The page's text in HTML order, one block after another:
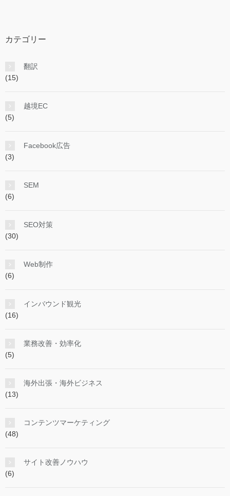
カテゴリー
翻訳
(15)
越境EC
(5)
Facebook広告
(3)
SEM
(6)
SEO対策
(30)
Web制作
(6)
インバウンド観光
(16)
業務改善・効率化
(5)
海外出張・海外ビジネス
(13)
コンテンツマーケティング
(48)
サイト改善ノウハウ
(6)